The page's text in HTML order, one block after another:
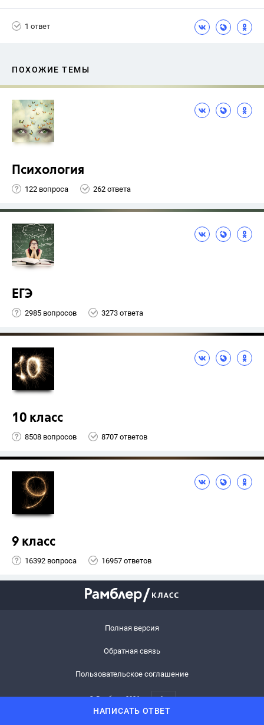
НАПИСАТЬ ОТВЕТ
1 ответ
ПОХОЖИЕ ТЕМЫ
Психология
122 вопроса 262 ответа
ЕГЭ
2985 вопросов 3273 ответа
10 класс
8508 вопросов 8707 ответов
9 класс
16392 вопроса 16957 ответов
Полная версия
Обратная связь
Пользовательское соглашение
© Рамблер,2026 6+